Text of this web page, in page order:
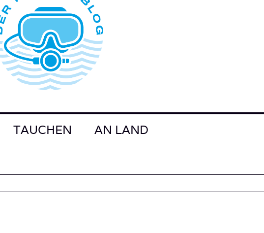
TAUCHEN AN LAND